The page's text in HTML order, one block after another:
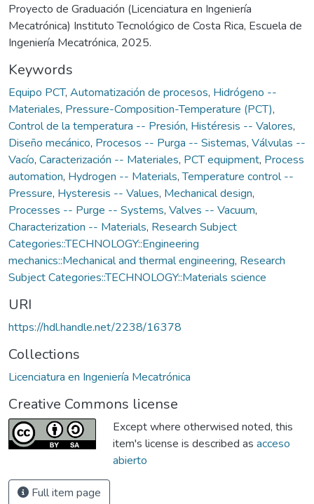
Proyecto de Graduación (Licenciatura en Ingeniería
Mecatrónica) Instituto Tecnológico de Costa Rica, Escuela de
Ingeniería Mecatrónica, 2025.
Keywords
Equipo PCT, Automatización de procesos, Hidrógeno --
Materiales, Pressure-Composition-Temperature (PCT),
Control de la temperatura -- Presión, Histéresis -- Valores,
Diseño mecánico, Procesos -- Purga -- Sistemas, Válvulas --
Vacío, Caracterización -- Materiales, PCT equipment, Process
automation, Hydrogen -- Materials,Temperature control --
Pressure, Hysteresis -- Values, Mechanical design,
Processes -- Purge -- Systems, Valves -- Vacuum,
Characterization -- Materials, Research Subject
Categories::TECHNOLOGY::Engineering
mechanics::Mechanical and thermal engineering, Research
Subject Categories::TECHNOLOGY::Materials science
URI
https://hdl.handle.net/2238/16378
Collections
Licenciatura en Ingeniería Mecatrónica
Creative Commons license
Except where otherwised noted, this
item's license is described as acceso
abierto
Full item page